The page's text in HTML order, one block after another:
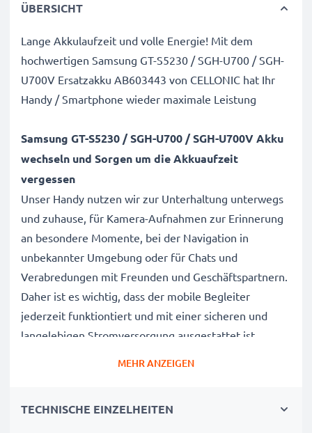
ÜBERSICHT
Lange Akkulaufzeit und volle Energie! Mit dem
hochwertigen Samsung GT-S5230 / SGH-U700 / SGH-
U700V Ersatzakku AB603443 von CELLONIC hat Ihr
Handy / Smartphone wieder maximale Leistung
Samsung GT-S5230 / SGH-U700 / SGH-U700V Akku
wechseln und Sorgen um die Akkuaufzeit
vergessen
Unser Handy nutzen wir zur Unterhaltung unterwegs
und zuhause, für Kamera-Aufnahmen zur Erinnerung
an besondere Momente, bei der Navigation in
unbekannter Umgebung oder für Chats und
Verabredungen mit Freunden und Geschäftspartnern.
Daher ist es wichtig, dass der mobile Begleiter
jederzeit funktiontiert und mit einer sicheren und
langelebigen Stromversorgung ausgestattet ist.
speziell für das GT-S5230 / SGH-U700 / SGH-U700V
MEHR ANZEIGEN
TECHNISCHE EINZELHEITEN